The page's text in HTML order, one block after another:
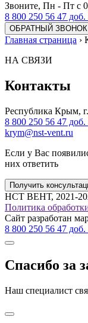
Звоните, Пн - Пт с
8 800 250 56 47 доб.
ОБРАТНЫЙ ЗВОНОК
Главная страница ›
НА СВЯЗИ
Контакты
Республика Крым,
8 800 250 56 47 доб.
krym@nst-vent.ru
Если у Вас
них ответить
Получить
НСТ ВЕНТ, 2021-
Политика
Сайт разработан
8 800 250 56 47 доб.
Спасибо за
Наш специалист